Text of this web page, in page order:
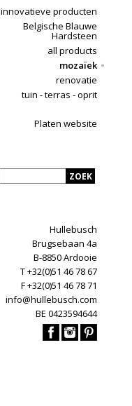
innovatieve producten
Belgische Blauwe
Hardsteen
all products
mozaïek
renovatie
tuin - terras - oprit
Platen website
Hullebusch
Brugsebaan 4a
B-8850 Ardooie
T +32(0)51 46 78 67
F +32(0)51 46 78 71
info@hullebusch.com
BE 0423594644